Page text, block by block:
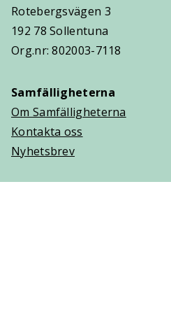
Rotebergsvägen 3
192 78 Sollentuna
Org.nr: 802003-7118
Samfälligheterna
Om Samfälligheterna
Kontakta oss
Nyhetsbrev